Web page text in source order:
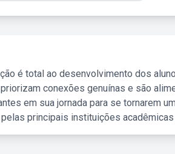
é total ao desenvolvimento dos
conexões genuínas e são
em sua jornada para se tornarem
principais instituições acadêmicas